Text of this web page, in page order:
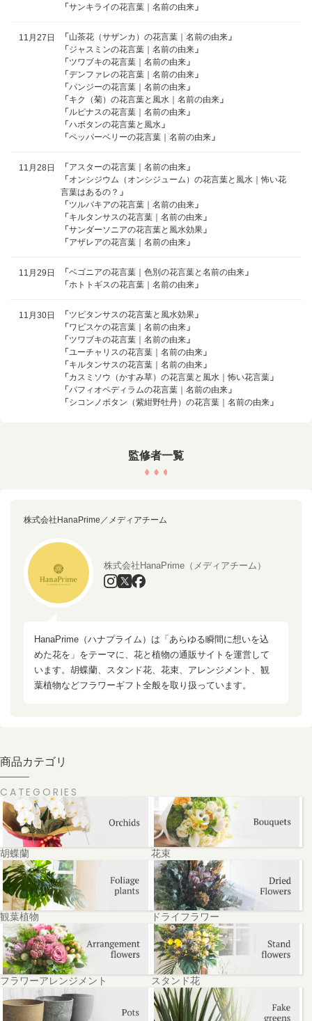
「 サンキライの花言葉｜名前の由来 」
11月27日 「 山茶花（サザンカ）の花言葉｜名前の由来 」
「 ジャスミンの花言葉｜名前の由来 」
「 ツワブキの花言葉｜名前の由来 」
「 デンファレの花言葉｜名前の由来 」
「 パンジーの花言葉｜名前の由来 」
「 キク（菊）の花言葉と風水｜名前の由来 」
「 ルピナスの花言葉｜名前の由来 」
「 ハボタンの花言葉と風水 」
「 ペッパーベリーの花言葉｜名前の由来 」
11月28日 「 アスターの花言葉｜名前の由来 」
「 オンシジウム（オンシジューム）の花言葉と風水｜怖い花
言葉はあるの？ 」
「 ツルバキアの花言葉｜名前の由来 」
「 キルタンサスの花言葉｜名前の由来 」
「 サンダーソニアの花言葉と風水効果 」
「 アザレアの花言葉｜名前の由来 」
11月29日 「 ベゴニアの花言葉｜色別の花言葉と名前の由来 」
「 ホトトギスの花言葉｜名前の由来 」
11月30日 「 ツピタンサスの花言葉と風水効果 」
「 ワビスケの花言葉｜名前の由来 」
「 ツワブキの花言葉｜名前の由来 」
「 ユーチャリスの花言葉｜名前の由来 」
「 キルタンサスの花言葉｜名前の由来 」
「 カスミソウ（かすみ草）の花言葉と風水｜怖い花言葉 」
「 パフィオペディラムの花言葉｜名前の由来 」
「 シコンノボタン（紫紺野牡丹）の花言葉｜名前の由来 」
監修者一覧
株式会社HanaPrime／メディアチーム
株式会社HanaPrime（メディアチーム）
HanaPrime（ハナプライム）は「あらゆる瞬間に想いを込
めた花を」をテーマに、花と植物の通販サイトを運営して
います。胡蝶蘭、スタンド花、花束、アレンジメント、観
葉植物などフラワーギフト全般を取り扱っています。
商品カテゴリ
CATEGORIES
胡蝶蘭 花束
観葉植物 ドライフラワー
フラワーアレンジメント スタンド花